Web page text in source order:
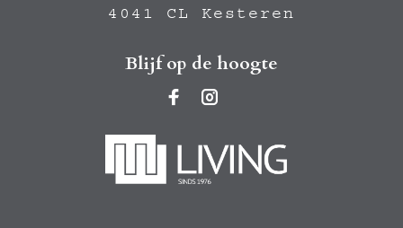
4041 CL Kesteren
Blijf op de hoogte